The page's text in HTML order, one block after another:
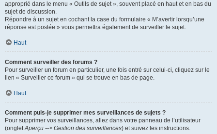
approprié dans le menu « Outils de sujet », souvent placé en haut et en bas du
sujet de discussion.
Répondre à un sujet en cochant la case du formulaire « M’avertir lorsqu’une
réponse est postée » vous permettra également de surveiller le sujet.
Haut
Comment surveiller des forums ?
Pour surveiller un forum en particulier, une fois entré sur celui-ci, cliquez sur le
lien « Surveiller ce forum » qui se trouve en bas de page.
Haut
Comment puis-je supprimer mes surveillances de sujets ?
Pour supprimer vos surveillances, allez dans votre panneau de l’utilisateur
(ongletAperçu --> Gestion des surveillances) et suivez les instructions.